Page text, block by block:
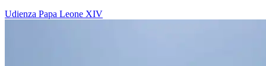
Udienza Papa Leone XIV